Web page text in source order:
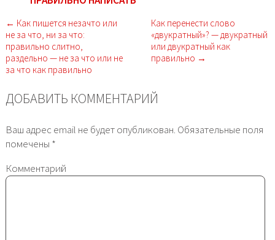
← Как пишется незачто или
не за что, ни за что:
правильно слитно,
раздельно — не за что или не
за что как правильно
Как перенести слово
«двукратный»? — двукратный
или двукратный как
правильно →
ДОБАВИТЬ КОММЕНТАРИЙ
Ваш адрес email не будет опубликован. Обязательные поля
помечены *
Комментарий